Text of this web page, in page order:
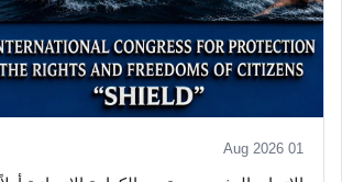
01 Aug 2026